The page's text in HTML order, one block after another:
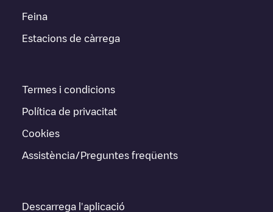
Feina
Estacions de càrrega
Termes i condicions
Política de privacitat
Cookies
Assistència/Preguntes freqüents
Descarrega l'aplicació